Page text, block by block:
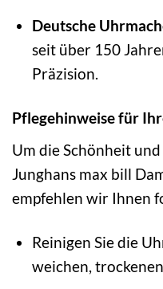
Deutsche
seit über 150
Präzision.
Pflegehinweise für
Um die Schönheit
Junghans max bill
empfehlen wir Ihnen
Reinigen Sie die
weichen,